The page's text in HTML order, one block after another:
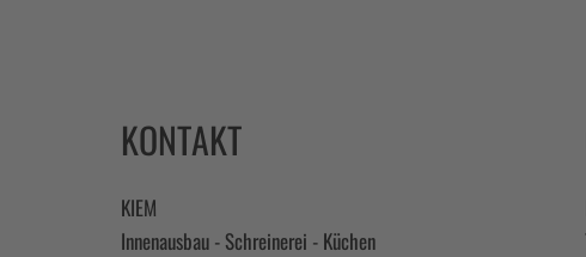
KONTAKT
KIEM
Innenausbau - Schreinerei - Küchen